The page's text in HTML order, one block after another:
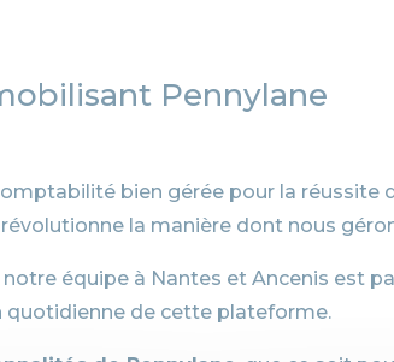
Pennylane
bien gérée pour la réussite
la manière dont nous
notre équipe à Nantes et Ancenis est
quotidienne de cette plateforme.